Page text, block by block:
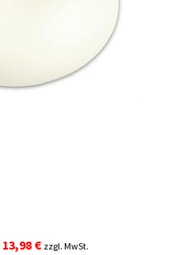
Ursprünglicher
13,98 €Aktueller
zzgl. MwSt.